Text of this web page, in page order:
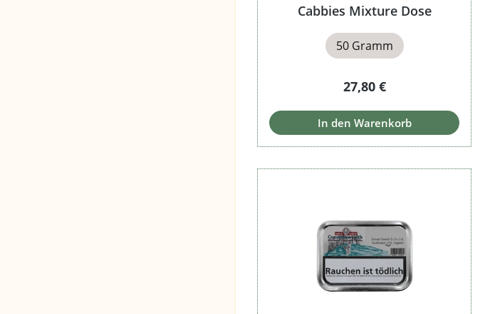
Cabbies Mixture Dose
50 Gramm
Regulärer Preis:
27,80 €
In den Warenkorb